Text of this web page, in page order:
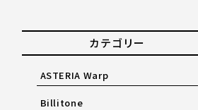
カテゴリー
ASTERIA Warp
Billitone